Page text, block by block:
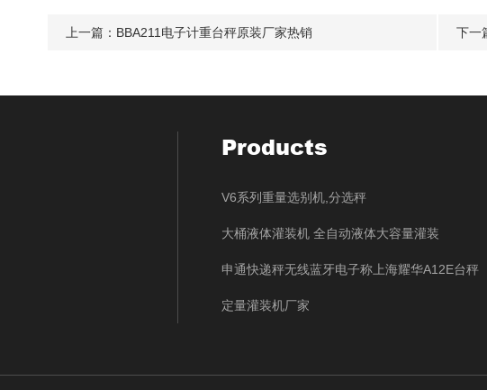
上一篇： BBA211电子计重台秤原装厂家热销 下一
Products
V6系列重量选别机,分选秤
大桶液体灌装机 全自动液体大容量灌装
申通快递秤无线蓝牙电子称上海耀华A12E台秤
定量灌装机厂家